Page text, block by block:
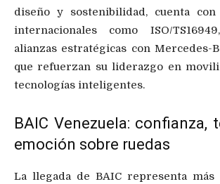
diseño y sostenibilidad, cuenta con
internacionales como ISO/
alianzas estratégicas con Mercedes-
que refuerzan su liderazgo en
tecnologías inteligentes.
BAIC Venezuela: confianza,
emoción sobre ruedas
La llegada de BAIC representa más